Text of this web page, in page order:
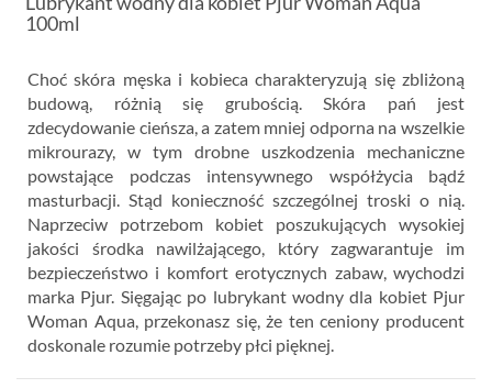
100ml
Choć skóra męska i kobieca charakteryzują się zbliżoną
budową, różnią się grubością. Skóra pań jest
zdecydowanie cieńsza, a zatem mniej odporna na wszelkie
mikrourazy, w tym drobne uszkodzenia mechaniczne
powstające podczas intensywnego współżycia bądź
masturbacji. Stąd konieczność szczególnej troski o nią.
Naprzeciw potrzebom kobiet poszukujących wysokiej
jakości środka nawilżającego, który zagwarantuje im
bezpieczeństwo i komfort erotycznych zabaw, wychodzi
marka Pjur. Sięgając po lubrykant wodny dla kobiet Pjur
Woman Aqua, przekonasz się, że ten ceniony producent
doskonale rozumie potrzeby płci pięknej.